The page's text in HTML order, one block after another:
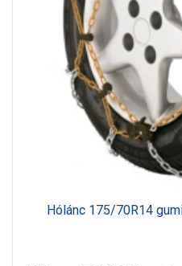
Hólánc 175/70R14